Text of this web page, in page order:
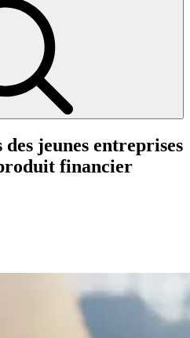
des jeunes entreprises
financier